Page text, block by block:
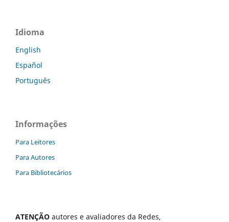
Idioma
English
Español
Português
Informações
Para Leitores
Para Autores
Para Bibliotecários
ATENÇÃO autores e avaliadores da Redes,